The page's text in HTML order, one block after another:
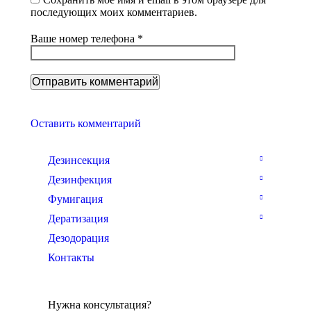
последующих моих комментариев.
Ваше номер телефона *
Оставить комментарий
Дезинсекция
Дезинфекция
Фумигация
Дератизация
Дезодорация
Контакты
Нужна консультация?